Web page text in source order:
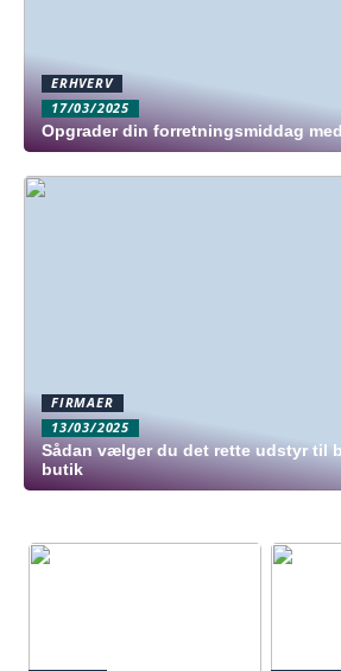
ERHVERV
17/03/2025
Opgrader din forretningsmiddag
FIRMAER
13/03/2025
Sådan vælger du det rette udstyr til
butik